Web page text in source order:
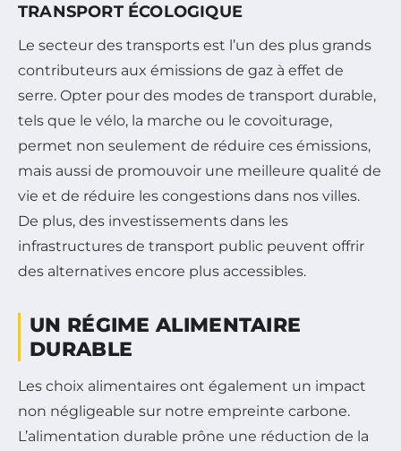
TRANSPORT ÉCOLOGIQUE
Le secteur des transports est l’un des plus grands
contributeurs aux émissions de gaz à effet de
serre. Opter pour des modes de transport durable,
tels que le vélo, la marche ou le covoiturage,
permet non seulement de réduire ces émissions,
mais aussi de promouvoir une meilleure qualité de
vie et de réduire les congestions dans nos villes.
De plus, des investissements dans les
infrastructures de transport public peuvent offrir
des alternatives encore plus accessibles.
UN RÉGIME ALIMENTAIRE
DURABLE
Les choix alimentaires ont également un impact
non négligeable sur notre empreinte carbone.
L’alimentation durable prône une réduction de la